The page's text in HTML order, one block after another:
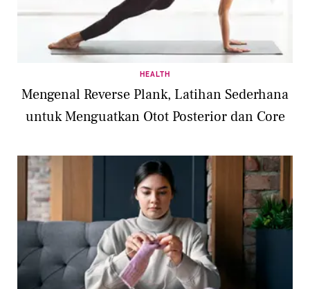
HEALTH
Mengenal Reverse Plank, Latihan Sederhana
untuk Menguatkan Otot Posterior dan Core